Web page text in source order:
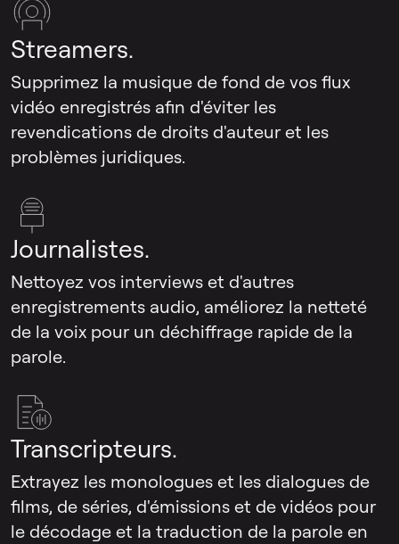
Streamers.
Supprimez la musique de fond de vos flux
vidéo enregistrés afin d'éviter les
revendications de droits d'auteur et les
problèmes juridiques.
Journalistes.
Nettoyez vos interviews et d'autres
enregistrements audio, améliorez la netteté
de la voix pour un déchiffrage rapide de la
parole.
Transcripteurs.
Extrayez les monologues et les dialogues de
films, de séries, d'émissions et de vidéos pour
le décodage et la traduction de la parole en